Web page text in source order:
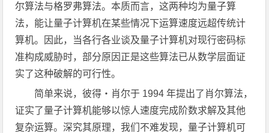
尔算法与格罗弗算法。本质而言，这两种均为量子算
法，能让量子计算机在某些情况下运算速度远超传统计
算机。因此，当各行各业谈及量子计算机对现行密码标
准构成威胁时，部分原因正是这些算法已从数学层面证
实了这种破解的可行性。
简单来说，彼得・肖尔于 1994 年提出了肖尔算法，
证实了量子计算机能够以惊人速度完成阶数求解及其他
复杂运算。深究其原理，我们不难发现，量子计算机可